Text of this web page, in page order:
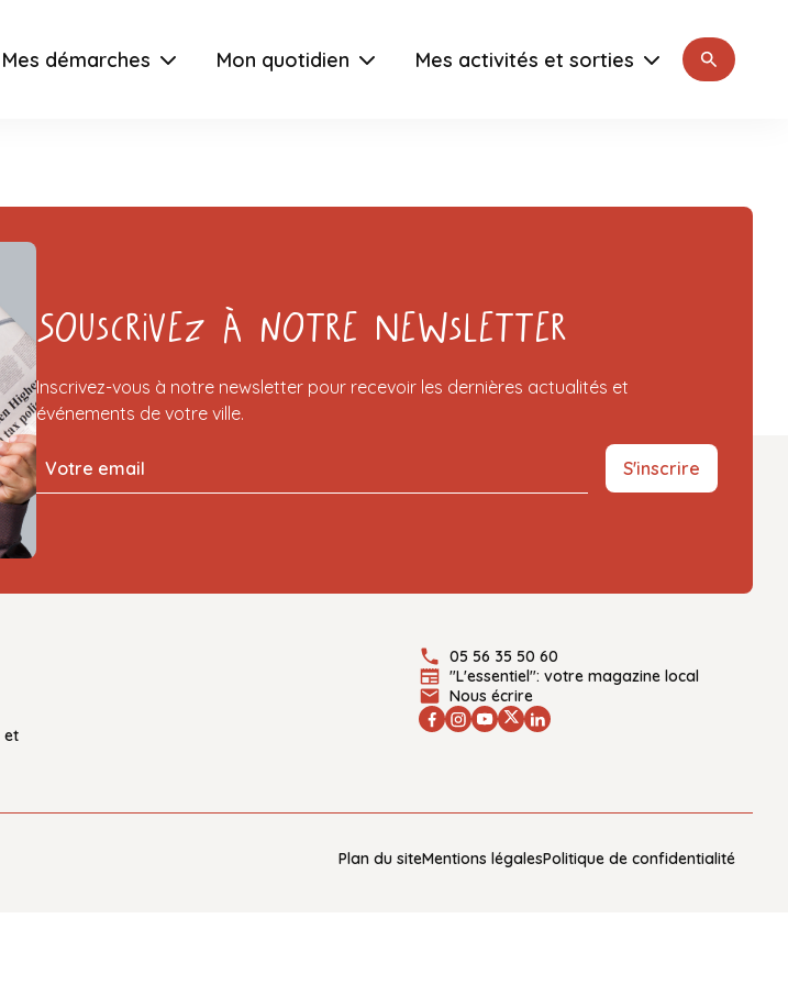
Mes démarches Mon quotidien Mes activités et sorties Rechercher
Souscrivez à notre Newsletter
Inscrivez-vous à notre newsletter pour recevoir les dernières actualités et
événements de votre ville.
S'inscrire
et
05 56 35 50 60
"L'essentiel": votre magazine local
Nous écrire
Plan du siteMentions légalesPolitique de confidentialité